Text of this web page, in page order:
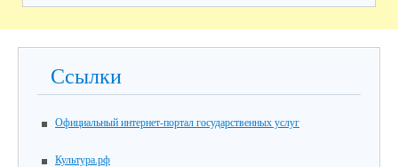
Ссылки
Официальный интернет-портал государственных услуг
Культура.рф